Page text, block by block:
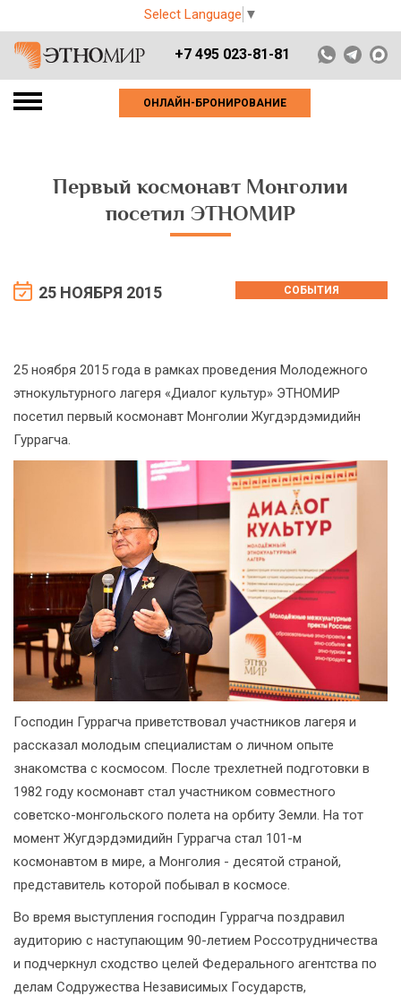
Select Language ▼
+7 495 023-81-81
ОНЛАЙН-БРОНИРОВАНИЕ
Первый космонавт Монголии
посетил ЭТНОМИР
25 НОЯБРЯ 2015 СОБЫТИЯ
25 ноября 2015 года в рамках проведения Молодежного
этнокультурного лагеря «Диалог культур» ЭТНОМИР
посетил первый космонавт Монголии Жугдэрдэмидийн
Гуррагча.
Господин Гуррагча приветствовал участников лагеря и
рассказал молодым специалистам о личном опыте
знакомства с космосом. После трехлетней подготовки в
1982 году космонавт стал участником совместного
советско-монгольского полета на орбиту Земли. На тот
момент Жугдэрдэмидийн Гуррагча стал 101-м
космонавтом в мире, а Монголия - десятой страной,
представитель которой побывал в космосе.
Во время выступления господин Гуррагча поздравил
аудиторию с наступающим 90-летием Россотрудничества
и подчеркнул сходство целей Федерального агентства по
делам Содружества Независимых Государств,